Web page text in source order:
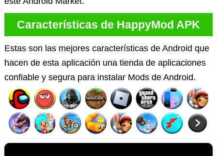
Características de HappyMod APK
Estas son las mejores características de Android que
hacen de esta aplicación una tienda de aplicaciones
confiable y segura para instalar Mods de Android.